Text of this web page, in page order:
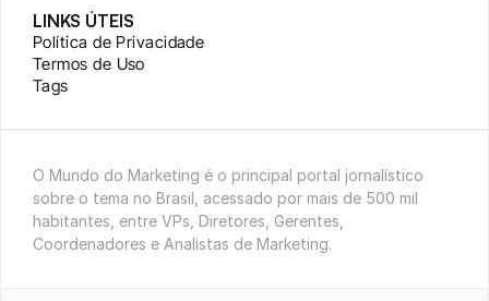
LINKS ÚTEIS
Política de Privacidade
Termos de Uso
Tags
O Mundo do Marketing é o principal portal jornalístico
sobre o tema no Brasil, acessado por mais de 500 mil
habitantes, entre VPs, Diretores, Gerentes,
Coordenadores e Analistas de Marketing.